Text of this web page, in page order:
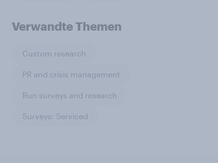
Verwandte Themen
Custom research
PR and crisis management
Run surveys and research
Surveys: Serviced